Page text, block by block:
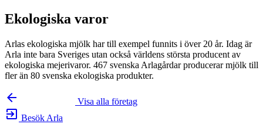
Ekologiska varor
Arlas ekologiska mjölk har till exempel funnits i över 20 år. Idag är
Arla inte bara Sveriges utan också världens största producent av
ekologiska mejerivaror. 467 svenska Arlagårdar producerar mjölk till
fler än 80 svenska ekologiska produkter.
arrow_backward Visa alla företag
exit_to_app Besök Arla